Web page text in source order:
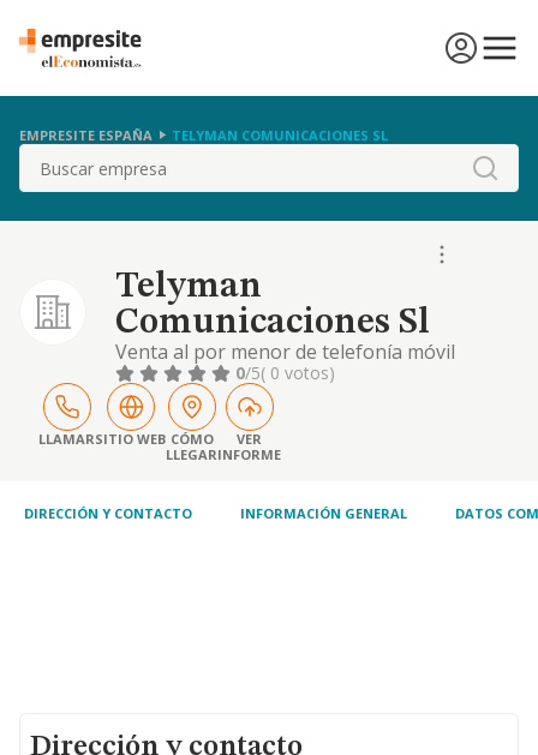
EMPRESITE ESPAÑA TELYMAN COMUNICACIONES SL
Buscar
Telyman
Comunicaciones Sl
Venta al por menor de telefonía móvil
0/5( 0 votos)
LLAMARSITIO WEB CÓMO
LLEGAR
VER
INFORME
DIRECCIÓN Y CONTACTO INFORMACIÓN GENERAL DATOS
Dirección y contacto